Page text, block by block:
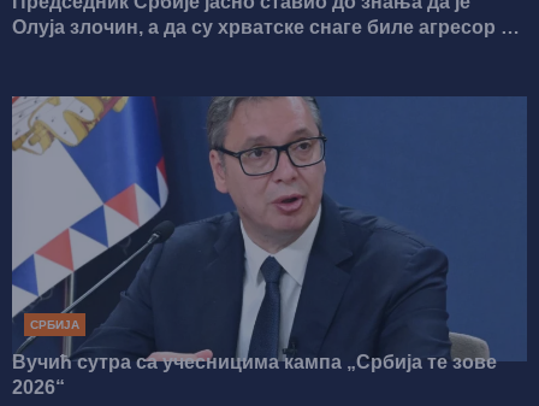
Олуја злочин, а да су хрватске снаге биле агресор на
СРБИЈА
Вучић сутра са учесницима кампа „Србија те зове
2026“